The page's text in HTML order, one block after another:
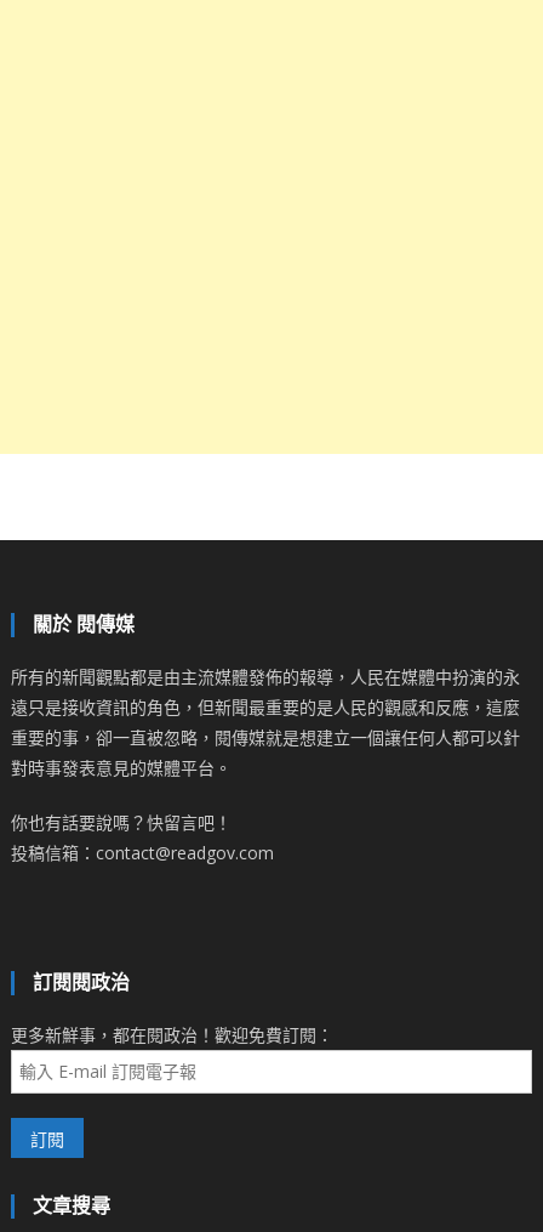
關於 閱傳媒
所有的新聞觀點都是由主流媒體發佈的報導，人民在媒體中扮演的永
遠只是接收資訊的角色，但新聞最重要的是人民的觀感和反應，這麼
重要的事，卻一直被忽略，閱傳媒就是想建立一個讓任何人都可以針
對時事發表意見的媒體平台。
你也有話要說嗎？快留言吧！
投稿信箱：contact@readgov.com
訂閱閱政治
更多新鮮事，都在閱政治！歡迎免費訂閱：
文章搜尋